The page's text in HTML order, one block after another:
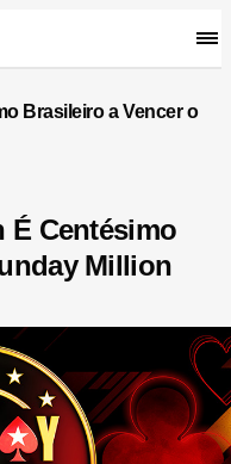
Brasileiro a Vencer o
É Centésimo
Million